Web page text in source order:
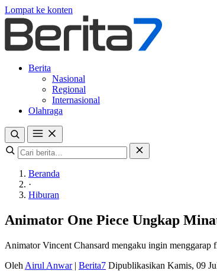
Lompat ke konten
Berita
Nasional
Regional
Internasional
Olahraga
Beranda
·
Hiburan
Animator One Piece Ungkap
Animator Vincent Chansard mengaku ingin menggarap
Oleh Airul Anwar | Berita7 Dipublikasikan Kamis, 09